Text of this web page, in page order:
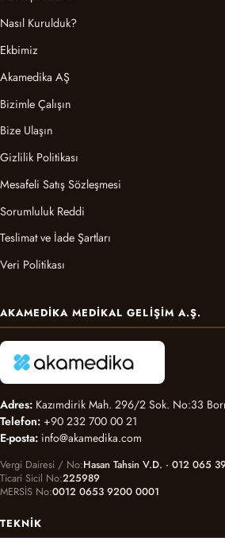
Nasıl Kurulduk?
Ekbimiz
Akamedika AŞ
Bizimle Çalışın
Bize Ulaşın
Gizlilik Politikası
Mesafeli Satış Sözleşmesi
Sorumluluk Reddi
Teslimat ve İade Şartları
Veri Politikası
AKAMEDIKA MEDIKAL GELIŞIM A.Ş.
Adres: Kazımdirik Mah. 296/2 Sok. No:33
Telefon: +90 232 700 00 21
E-posta: info@akamedika.com
Vergi Dairesi / No Hasan Tahsin V.D. · 012 065
Ticari Sicil No 225989
MERSİS No 0012 0653 9200 0001
TEKNIK